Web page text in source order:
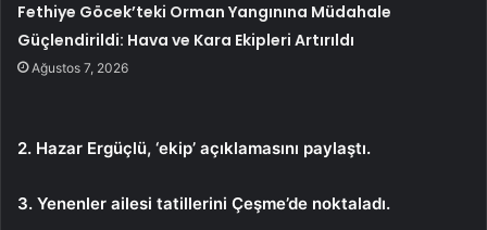
Fethiye Göcek’teki Orman Yangınına Müdahale
Güçlendirildi: Hava ve Kara Ekipleri Artırıldı
Ağustos 7, 2026
2. Hazar Ergüçlü, ‘ekip’ açıklamasını paylaştı.
3. Yenenler ailesi tatillerini Çeşme’de noktaladı.